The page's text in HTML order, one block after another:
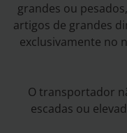
grandes ou
artigos de grandes
exclusivamente no
O transportador
escadas ou